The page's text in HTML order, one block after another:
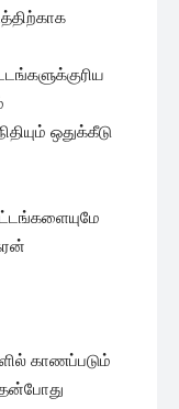
ஒதுக்கீடு
காணப்படும்